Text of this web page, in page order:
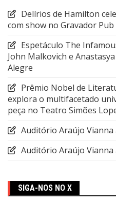
Delírios de Hamilton
com show no Gravador Pub
Espetáculo The
John Malkovich e
Alegre
Prêmio Nobel de
explora o multifacetado
peça no Teatro Simões
Auditório Araújo Vianna
Auditório Araújo
SIGA-NOS NO X